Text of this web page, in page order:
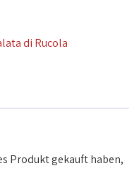
di Rucola
Produkt gekauft haben,